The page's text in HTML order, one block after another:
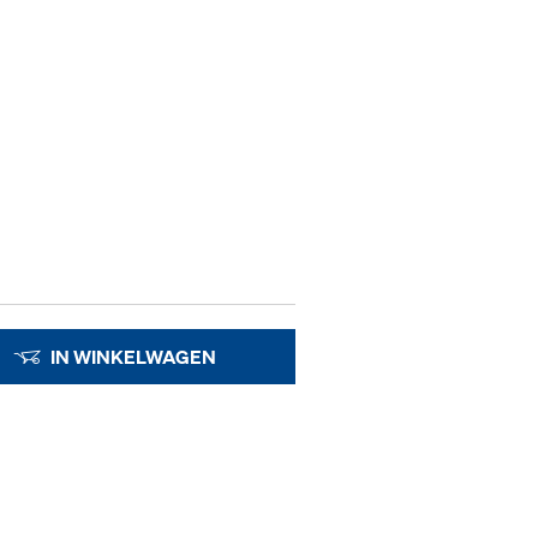
IN WINKELWAGEN